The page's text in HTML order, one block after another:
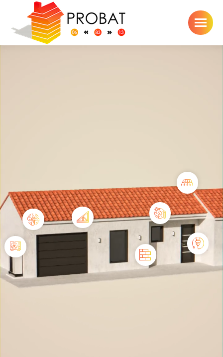
Façades
Toiture